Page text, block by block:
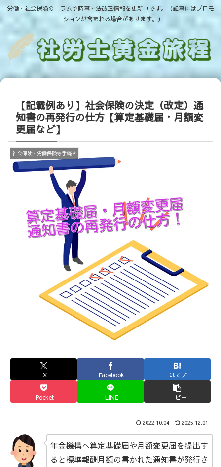
労働・社会保険のコラムや時事・法改正情報を更新中です。（記事にはプロモ
ーションが含まれる場合があります。）
【記載例あり】社会保険の決定（改定）通
知書の再発行の仕方【算定基礎届・月額変
更届など】
社会保険・労働保険等手続き
X Facebook はてブ
Pocket LINE コピー
2022.10.04 2025.12.01
年金機構へ算定基礎届や月額変更届を提出す
ると標準報酬月額の書かれた通知書が発行さ